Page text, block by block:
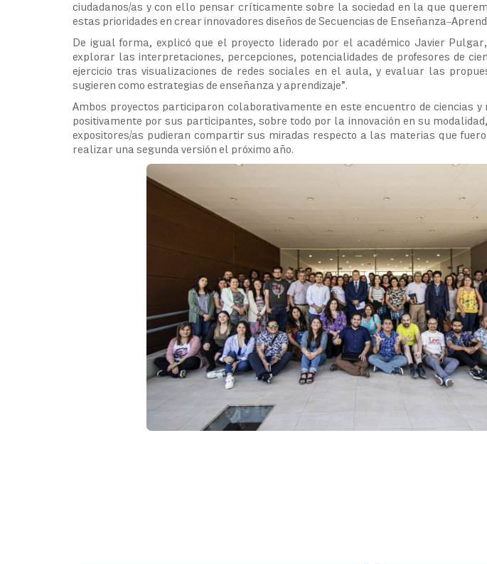
ciudadanos/as y con ello pensar críticamente sobre la sociedad en la que
estas prioridades en crear innovadores diseños de Secuencias de
De igual forma, explicó que el proyecto liderado por el académico Javier
explorar las interpretaciones, percepciones, potencialidades de profesores de
ejercicio tras visualizaciones de redes sociales en el aula, y evaluar las
sugieren como estrategias de enseñanza y aprendizaje”.
Ambos proyectos participaron colaborativamente en este encuentro de ciencias
positivamente por sus participantes, sobre todo por la innovación en su
expositores/as pudieran compartir sus miradas respecto a las materias que
realizar una segunda versión el próximo año.